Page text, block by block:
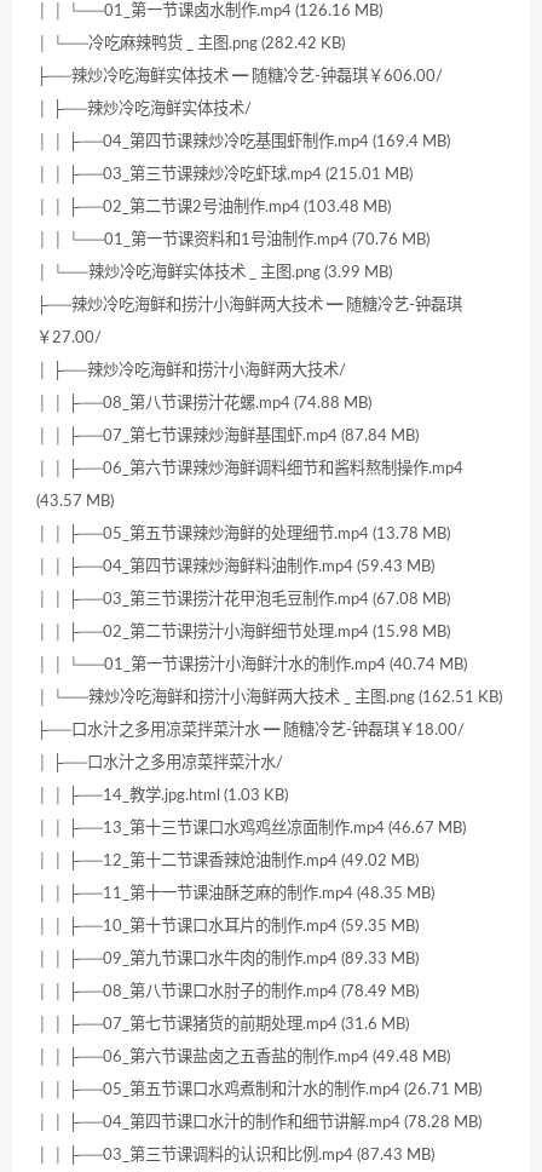
│ │ └──01_第一节课卤水制作.mp4 (126.16 MB)
│ └──冷吃麻辣鸭货 _ 主图.png (282.42 KB)
├──辣炒冷吃海鲜实体技术 ━ 随糖冷艺-钟磊琪￥606.00/
│ ├──辣炒冷吃海鲜实体技术/
│ │ ├──04_第四节课辣炒冷吃基围虾制作.mp4 (169.4 MB)
│ │ ├──03_第三节课辣炒冷吃虾球.mp4 (215.01 MB)
│ │ ├──02_第二节课2号油制作.mp4 (103.48 MB)
│ │ └──01_第一节课资料和1号油制作.mp4 (70.76 MB)
│ └──辣炒冷吃海鲜实体技术 _ 主图.png (3.99 MB)
├──辣炒冷吃海鲜和捞汁小海鲜两大技术 ━ 随糖冷艺-钟磊琪
￥27.00/
│ ├──辣炒冷吃海鲜和捞汁小海鲜两大技术/
│ │ ├──08_第八节课捞汁花螺.mp4 (74.88 MB)
│ │ ├──07_第七节课辣炒海鲜基围虾.mp4 (87.84 MB)
│ │ ├──06_第六节课辣炒海鲜调料细节和酱料熬制操作.mp4
(43.57 MB)
│ │ ├──05_第五节课辣炒海鲜的处理细节.mp4 (13.78 MB)
│ │ ├──04_第四节课辣炒海鲜料油制作.mp4 (59.43 MB)
│ │ ├──03_第三节课捞汁花甲泡毛豆制作.mp4 (67.08 MB)
│ │ ├──02_第二节课捞汁小海鲜细节处理.mp4 (15.98 MB)
│ │ └──01_第一节课捞汁小海鲜汁水的制作.mp4 (40.74 MB)
│ └──辣炒冷吃海鲜和捞汁小海鲜两大技术 _ 主图.png (162.51 KB)
├──口水汁之多用凉菜拌菜汁水 ━ 随糖冷艺-钟磊琪￥18.00/
│ ├──口水汁之多用凉菜拌菜汁水/
│ │ ├──14_教学.jpg.html (1.03 KB)
│ │ ├──13_第十三节课口水鸡鸡丝凉面制作.mp4 (46.67 MB)
│ │ ├──12_第十二节课香辣炝油制作.mp4 (49.02 MB)
│ │ ├──11_第十一节课油酥芝麻的制作.mp4 (48.35 MB)
│ │ ├──10_第十节课口水耳片的制作.mp4 (59.35 MB)
│ │ ├──09_第九节课口水牛肉的制作.mp4 (89.33 MB)
│ │ ├──08_第八节课口水肘子的制作.mp4 (78.49 MB)
│ │ ├──07_第七节课猪货的前期处理.mp4 (31.6 MB)
│ │ ├──06_第六节课盐卤之五香盐的制作.mp4 (49.48 MB)
│ │ ├──05_第五节课口水鸡煮制和汁水的制作.mp4 (26.71 MB)
│ │ ├──04_第四节课口水汁的制作和细节讲解.mp4 (78.28 MB)
│ │ ├──03_第三节课调料的认识和比例.mp4 (87.43 MB)